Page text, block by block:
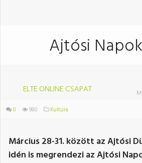
Ajtósi Napok
ELTE ONLINE CSAPAT
0 980 Kultúra
Március 28-31. között az Ajtósi
idén is megrendezi az Ajtósi